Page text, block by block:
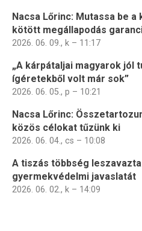
Nacsa Lőrinc: Mutassa be a
kötött megállapodás
2026. 06. 09., k – 11:17
„A kárpátaljai magyarok jól
ígéretekből volt már sok”
2026. 06. 05., p – 10:21
Nacsa Lőrinc:
közös célokat tűzünk ki
2026. 06. 04., cs – 10:08
A tiszás többség leszavazta
gyermekvédelmi javaslatát
2026. 06. 02., k – 14:09